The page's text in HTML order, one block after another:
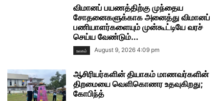
விமானப் பயணத்திற்கு முந்தைய
சோதனைகளுக்காக அனைத்து விமானப்
பணியாளர்களையும் முன்கூட்டியே வரச்
செய்ய வேண்டும்...
உலகம் August 9, 2026 4:09 pm
ஆசிரியர்களின் தியாகம் மாணவர்களின்
திறமையை வெளிகொணர உதவுகிறது;
கோபிந்த்